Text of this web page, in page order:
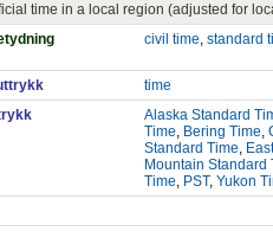
time in a local region (adjusted for
civil time, standard
time
Alaska Standard
Time, Bering Time,
Standard Time,
Mountain Standard
Time, PST, Yukon